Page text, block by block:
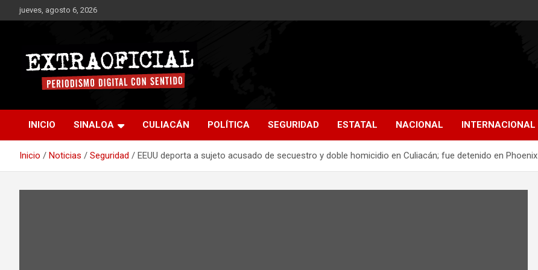
Saltar
al
jueves, agosto 6, 2026
Extraoficial
INICIO SINALOA CULIACÁN POLÍTICA SEGURIDAD ESTATAL NACIONAL INTERNACIONAL
Inicio Noticias Seguridad EEUU deporta a sujeto acusado de secuestro y doble homicidio en Culiacán; fue detenido en Phoenix